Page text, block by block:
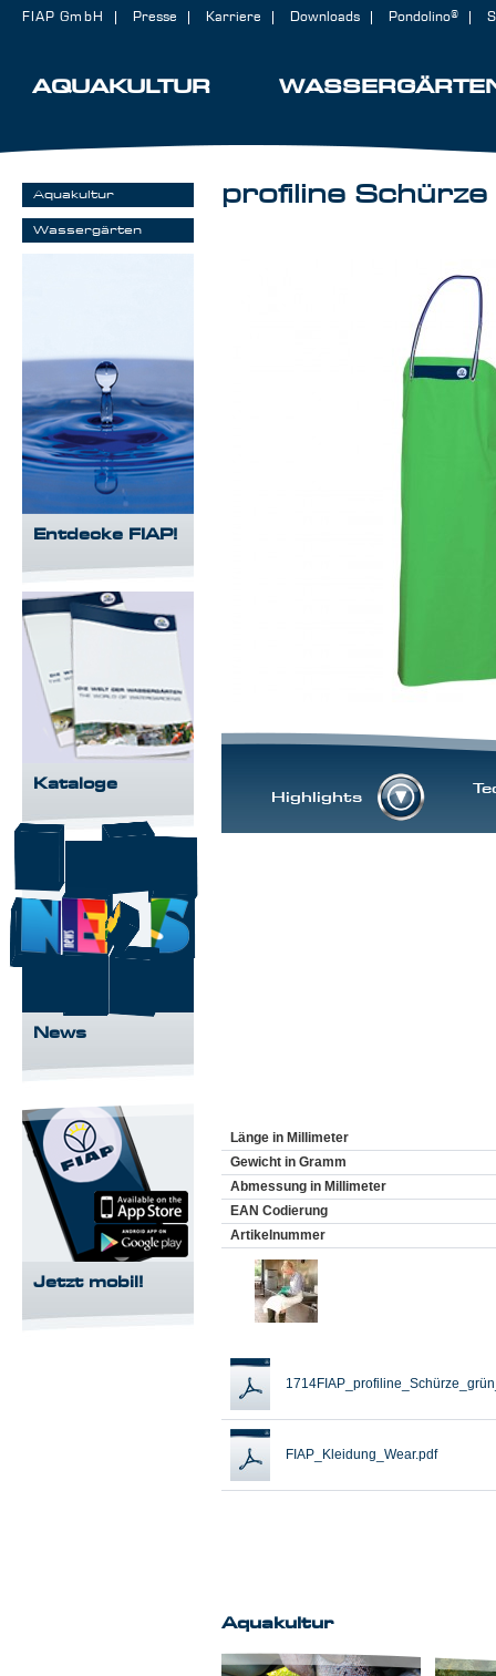
AQUAKULTUR
FIAP GmbH Presse Karriere Downloads Pondolino®
profiline
Highlights
Länge in Millimeter
Gewicht in Gramm
Abmessung in Millimeter
EAN Codierung
Artikelnummer
FIAP_Kleidung_Wear.pdf
Aquakultur
Aquakultur
Wassergärten
Entdecke FIAP!
Kataloge
News
Jetzt mobil!